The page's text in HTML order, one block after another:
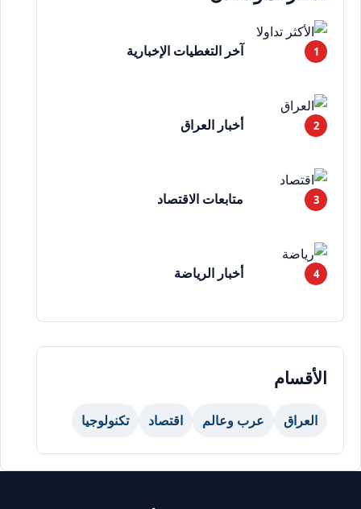
آخر التغطيات الإخبارية
أخبار العراق
متابعات الاقتصاد
أخبار الرياضة
الأقسام
العراق عرب وعالم اقتصاد تكنولوجيا